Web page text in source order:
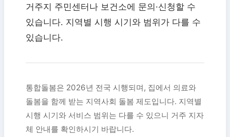
거주지 주민센터나 보건소에 문의·신청할 수
있습니다. 지역별 시행 시기와 범위가 다를 수
있습니다.
통합돌봄은 2026년 전국 시행되며, 집에서 의료와
돌봄을 함께 받는 지역사회 돌봄 제도입니다. 지역별
시행 시기와 서비스 범위는 다를 수 있으니 거주 지자
체 안내를 확인하시기 바랍니다.